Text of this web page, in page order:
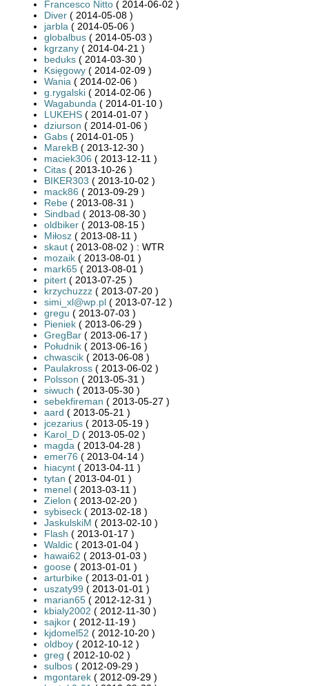
Francesco Nitto ( 2014-06-02 )
Diver ( 2014-05-08 )
jarbla ( 2014-05-06 )
globalbus ( 2014-05-03 )
kgrzany ( 2014-04-21 )
beduks ( 2014-03-30 )
Księgowy ( 2014-02-09 )
Wania ( 2014-02-06 )
g.rygalski ( 2014-02-06 )
Wagabunda ( 2014-01-10 )
LUKEHS ( 2014-01-07 )
dziurson ( 2014-01-06 )
Gabs ( 2014-01-05 )
MarekB ( 2013-12-30 )
maciek306 ( 2013-12-11 )
Citas ( 2013-10-26 )
BIKER303 ( 2013-10-02 )
mack86 ( 2013-09-29 )
Rebe ( 2013-08-31 )
Sindbad ( 2013-08-30 )
oldbiker ( 2013-08-15 )
Miłosz ( 2013-08-11 )
skaut ( 2013-08-02 ) : WTR
mozaik ( 2013-08-01 )
mark65 ( 2013-08-01 )
pitert ( 2013-07-25 )
krzychuzzz ( 2013-07-20 )
simi_xl@wp.pl ( 2013-07-12 )
gregu ( 2013-07-03 )
Pieniek ( 2013-06-29 )
GregBar ( 2013-06-17 )
Południk ( 2013-06-16 )
chwascik ( 2013-06-08 )
Paulakross ( 2013-06-02 )
Polsson ( 2013-05-31 )
siwuch ( 2013-05-30 )
sebekfireman ( 2013-05-27 )
aard ( 2013-05-21 )
jcezarius ( 2013-05-19 )
Karol_D ( 2013-05-02 )
magda ( 2013-04-28 )
emer76 ( 2013-04-14 )
hiacynt ( 2013-04-11 )
tytan ( 2013-04-01 )
menel ( 2013-03-11 )
Zielon ( 2013-02-20 )
sybiseck ( 2013-02-18 )
JaskulskiM ( 2013-02-10 )
Flash ( 2013-01-17 )
Waldic ( 2013-01-04 )
hawai62 ( 2013-01-03 )
goose ( 2013-01-01 )
arturbike ( 2013-01-01 )
uszaty99 ( 2013-01-01 )
marian65 ( 2012-12-31 )
kbialy2002 ( 2012-11-30 )
sajkor ( 2012-11-19 )
kjdomel52 ( 2012-10-20 )
oldboy ( 2012-10-12 )
greg ( 2012-10-02 )
sulbos ( 2012-09-29 )
mgontarek ( 2012-09-29 )